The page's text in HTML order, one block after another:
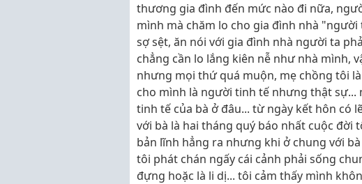
thương gia đình đến mức nào đi nữa,
mình mà chăm lo cho gia đình nhà
sợ sệt, ăn nói với gia đình nhà người ta
chẳng cần lo lắng kiên nễ như nhà mình,
nhưng mọi thứ quá muộn, mẹ chồng tôi
cho mình là người tinh tế nhưng thật
tinh tế của bà ở đâu... từ ngày kết hôn có
với bà là hai tháng quý báo nhất cuộc đời
bản lĩnh hẳng ra nhưng khi ở chung với
tôi phát chán ngấy cái cảnh phải sống
đựng hoặc là li dị... tôi cảm thấy mình